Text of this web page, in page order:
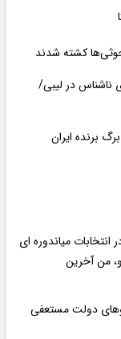
ناشناس در لیبی/
برنده ایران
میاندوره ای
من آخرین
دولت مستعفی